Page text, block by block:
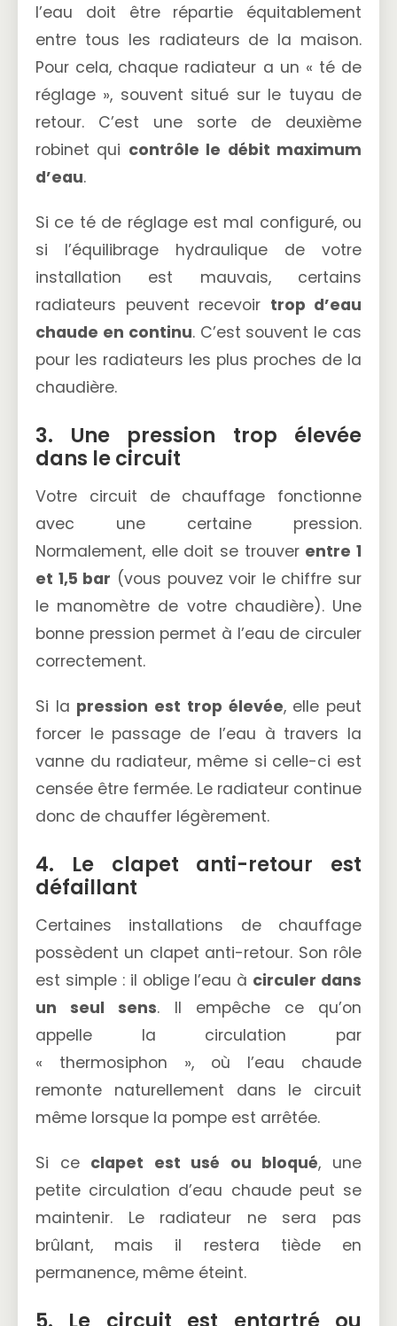
l’eau doit être répartie équitablement
entre tous les radiateurs de la maison.
Pour cela, chaque radiateur a un « té de
réglage », souvent situé sur le tuyau de
retour. C’est une sorte de deuxième
robinet qui contrôle le débit maximum
d’eau.
Si ce té de réglage est mal configuré, ou
si l’équilibrage hydraulique de votre
installation est mauvais, certains
radiateurs peuvent recevoir trop d’eau
chaude en continu. C’est souvent le cas
pour les radiateurs les plus proches de la
chaudière.
3. Une pression trop élevée
dans le circuit
Votre circuit de chauffage fonctionne
avec une certaine pression.
Normalement, elle doit se trouver entre 1
et 1,5 bar (vous pouvez voir le chiffre sur
le manomètre de votre chaudière). Une
bonne pression permet à l’eau de circuler
correctement.
Si la pression est trop élevée, elle peut
forcer le passage de l’eau à travers la
vanne du radiateur, même si celle-ci est
censée être fermée. Le radiateur continue
donc de chauffer légèrement.
4. Le clapet anti-retour est
défaillant
Certaines installations de chauffage
possèdent un clapet anti-retour. Son rôle
est simple : il oblige l’eau à circuler dans
un seul sens. Il empêche ce qu’on
appelle la circulation par
« thermosiphon », où l’eau chaude
remonte naturellement dans le circuit
même lorsque la pompe est arrêtée.
Si ce clapet est usé ou bloqué, une
petite circulation d’eau chaude peut se
maintenir. Le radiateur ne sera pas
brûlant, mais il restera tiède en
permanence, même éteint.